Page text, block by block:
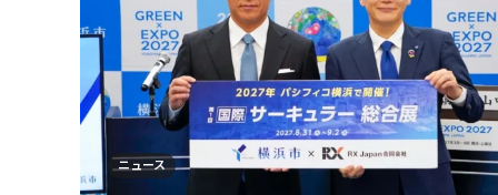
ニュース